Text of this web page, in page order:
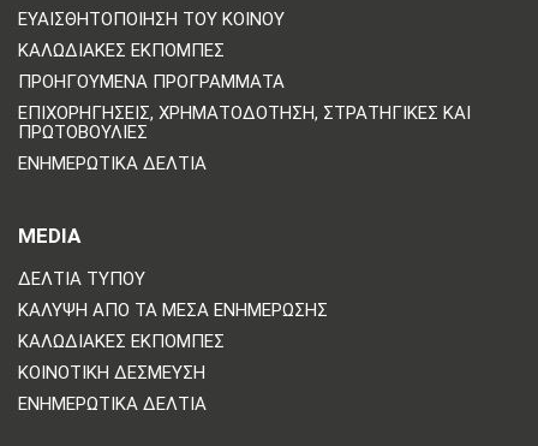
ΕΥΑΙΣΘΗΤΟΠΟΊΗΣΗ ΤΟΥ ΚΟΙΝΟΎ
ΚΑΛΩΔΙΑΚΈΣ ΕΚΠΟΜΠΈΣ
ΠΡΟΗΓΟΎΜΕΝΑ ΠΡΟΓΡΆΜΜΑΤΑ
ΕΠΙΧΟΡΗΓΉΣΕΙΣ, ΧΡΗΜΑΤΟΔΌΤΗΣΗ, ΣΤΡΑΤΗΓΙΚΈΣ ΚΑΙ
ΠΡΩΤΟΒΟΥΛΊΕΣ
ΕΝΗΜΕΡΩΤΙΚΆ ΔΕΛΤΊΑ
MEDIA
ΔΕΛΤΊΑ ΤΎΠΟΥ
ΚΆΛΥΨΗ ΑΠΌ ΤΑ ΜΈΣΑ ΕΝΗΜΈΡΩΣΗΣ
ΚΑΛΩΔΙΑΚΈΣ ΕΚΠΟΜΠΈΣ
ΚΟΙΝΟΤΙΚΉ ΔΈΣΜΕΥΣΗ
ΕΝΗΜΕΡΩΤΙΚΆ ΔΕΛΤΊΑ